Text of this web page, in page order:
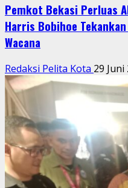
Pemkot Bekasi Perluas
Harris Bobihoe
Wacana
Redaksi Pelita Kota 29 Juni